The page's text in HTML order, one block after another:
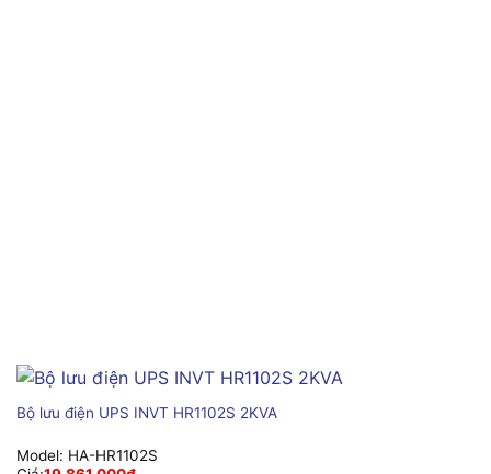
Bộ lưu điện UPS INVT HR1102S 2KVA
Model: HA-HR1102S